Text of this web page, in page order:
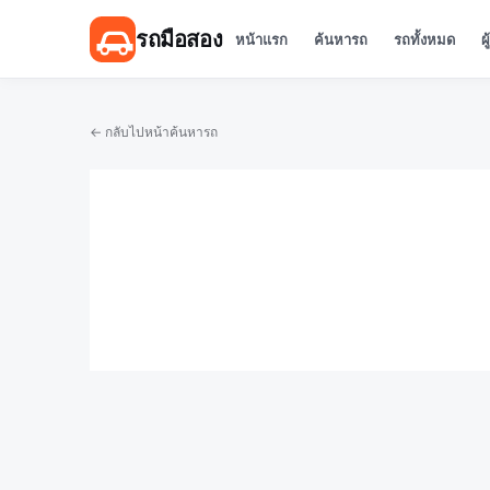
รถมือสอง หน้าแรก ค้นหารถ รถทั้งหมด
← กลับไปหน้าค้นหารถ